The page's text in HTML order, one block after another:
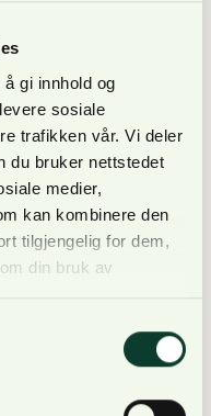
gi innhold og
sosiale
trafikken vår. Vi deler
du bruker nettstedet
medier,
kan kombinere den
tilgjengelig for dem,
din bruk av
midler til
40 millioner
fornybar energi i
satt av 30 mill.